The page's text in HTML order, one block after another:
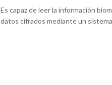
Es capaz de leer la información
datos cifrados mediante un